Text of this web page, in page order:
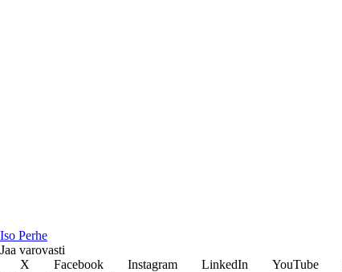
Iso Perhe
Jaa varovasti
X
Facebook Instagram LinkedIn YouTube